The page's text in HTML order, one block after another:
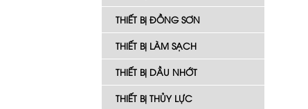
THIẾT BỊ ĐỒNG SƠN
THIẾT BỊ LÀM SẠCH
THIẾT BỊ DẦU NHỚT
THIẾT BỊ THỦY LỰC